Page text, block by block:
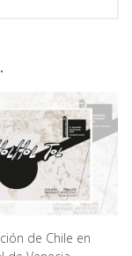
de Chile en